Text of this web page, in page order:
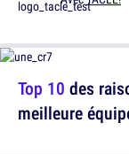
Top 10 des
meilleure